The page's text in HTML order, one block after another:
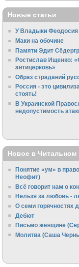
Новые статьи
У Владыки Феодосия
Маки на обочине
Памяти Эдит
Ростислав Ищенко:
антицерковь»
Образ страданий
Россия - это
стоять!
В Украинской
недопустимость
Новое в Читальном
Понятие «ум» в
Неофит)
Всё говорит нам о
Нельзя за любовь -
О семи горячностях
Дебют
Письмо женщине
Молитва (Саша